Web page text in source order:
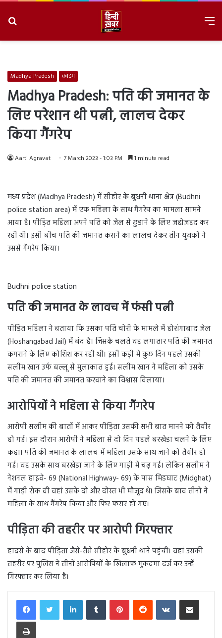
Madhya Pradesh क्राइम
Madhya Pradesh: पति की जमानत के
लिए परेशान थी पत्नी, लालच देकर
किया गैंगरेप
Aarti Agravat 7 March 2023 - 1:03 PM 1 minute read
मध्य प्रदेश (Madhya Pradesh) में सीहोर के बुधनी थाना क्षेत्र (Budhni
police station area) में एक महिला के साथ गैंगरेप का मामला सामने
आया है। पीड़ित महिला अपने पति को जेल से छुड़ाने के लिए जद्दोजहद कर
रही थी। इसी बीच पति की जमानत कराने का लालच देकर तीन युवकों ने
उससे गैंगरेप किया।
Budhni police station
पति की जमानत के लावच में फंसी पत्नी
पीड़ित महिला ने बताया कि उसका पति चोरी के मामले में होशंगाबाद जेल
(Hoshangabad Jail) में बंद है। जिसके चलते वह लगातार पति की जमानत
कगराने के लिए कोशिश कर रही थी। इसी कड़ी में कुछ दिन पहले उसकी
सलीम खान उर्फ बल्लू से मुलाकात हुई। सलीम खान ने महिला को उसके
पति की जमानत की जमानत करवाने का विश्वास दिलाया।
आरोपियों ने महिला से किया गैंगरेप
आरोपी सलीम की बातों में आकर पीड़िता उसकी सभी बात मानने को तैयीर
हो गई। इस दौरान आरोपी ने महिला से दो दिन पहले बरखेडा चलने के लिए
कहा। पति की जमानत के लालच में महिला उसके साथ जाने को तैयीर हो
गई। वह उसके साथ बरखेडा जाने के लिए गाड़ी में चढ़ गई। लेकिन सलीम ने
नेशनल हाइवे- 69 (National Highway- 69) के पास मिडघाट (Midghat)
में गाड़ी रोक दी वहां उसके दो और दोस्त भी मौजूद थे। जिसके बाद तीनों ने
महिला के साथ गैंगरेप किया और फिर फरार हो गए।
पीड़िता की तहरीर पर आरोपी गिरफ्तार
हादसे के बाद पीड़िता जैसे-तैसे सीहोर के बुधनी थाने पहुंची। वहां उसकी
तहरीर पर पुलिस ने तीनों आरोपियों के खिलाफ मुकदमा दर्ज कर उन्हें
गिरफ्तार कर लिया है।
LinkedInTumblr PinterestReddit VKontakteShare via Email
Print